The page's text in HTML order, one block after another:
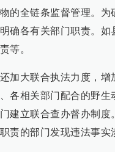
的全链条监督管理。为
确各有关部门职责。
等。
加大联合执法力度，
各相关部门配合的野
建立联合查办督办制
责的部门发现违法事实